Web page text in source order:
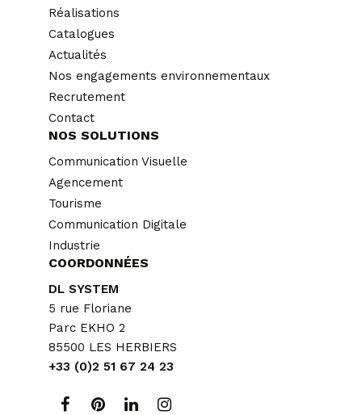
Réalisations
Catalogues
Actualités
Nos engagements environnementaux
Recrutement
Contact
NOS SOLUTIONS
Communication Visuelle
Agencement
Tourisme
Communication Digitale
Industrie
COORDONNÉES
DL SYSTEM
5 rue Floriane
Parc EKHO 2
85500 LES HERBIERS
+33 (0)2 51 67 24 23